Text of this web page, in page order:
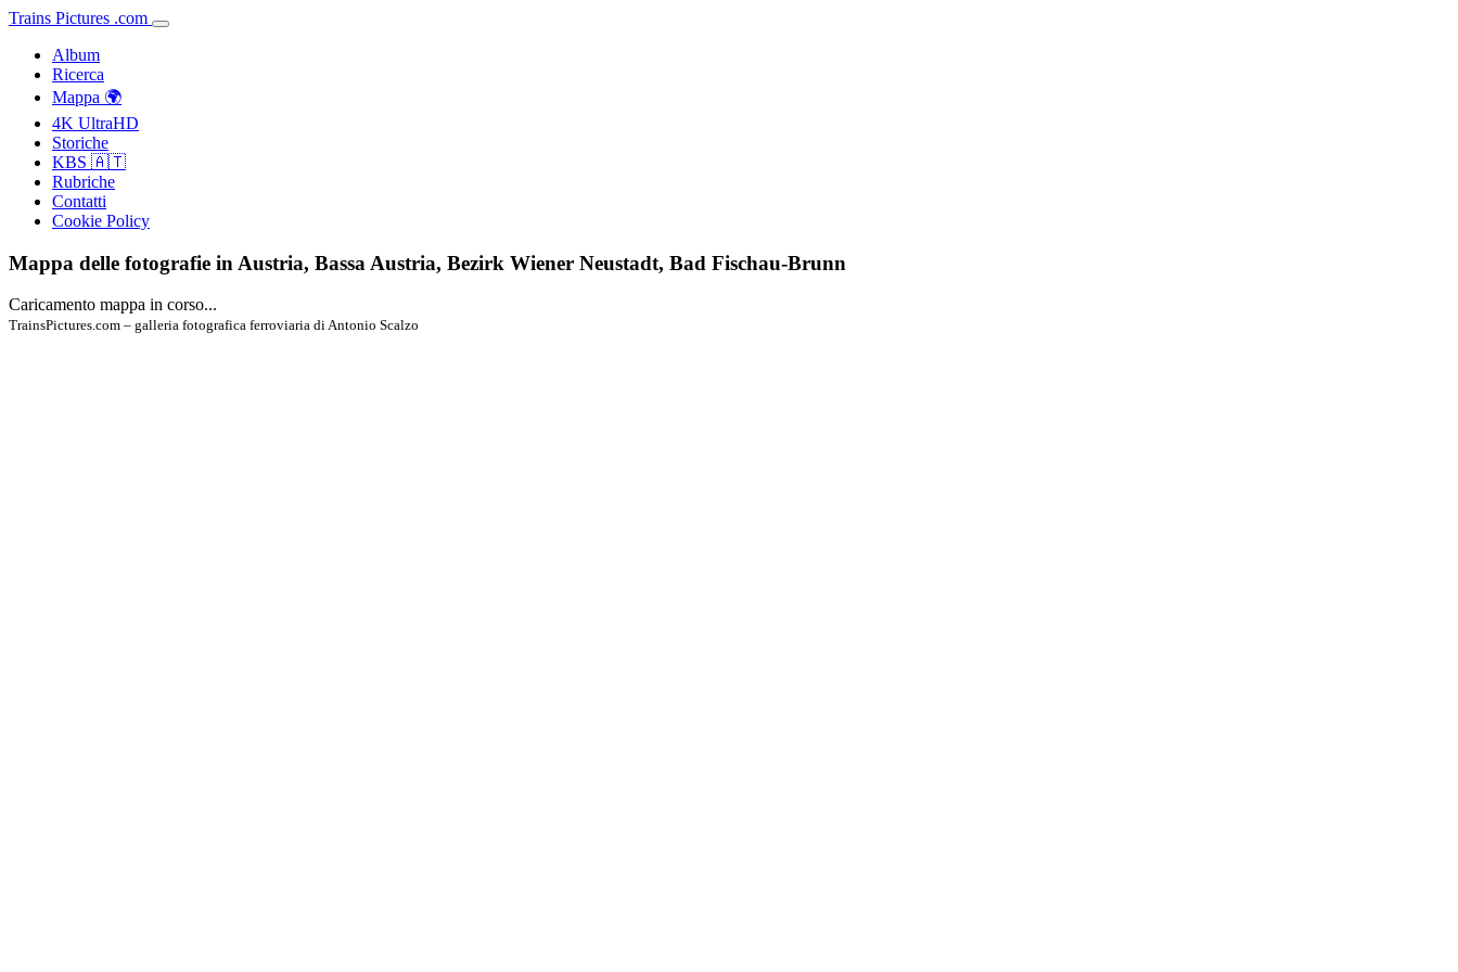
Trains Pictures .com
Album
Ricerca
Mappa 🌍
4K UltraHD
Storiche
KBS 🇦🇹
Rubriche
Contatti
Cookie Policy
Mappa delle fotografie in Austria, Bassa Austria, Bezirk Wiener Neustadt, Bad Fischau-Brunn
Caricamento mappa in corso...
TrainsPictures.com – galleria fotografica ferroviaria di Antonio Scalzo